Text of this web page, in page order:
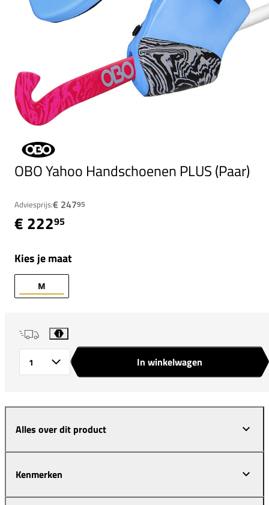
OBO Yahoo Handschoenen PLUS (Paar)
Adviesprijs:€ 24795
€ 22295
Kies je maat
M
i
In winkelwagen
Alles over dit product
Kenmerken